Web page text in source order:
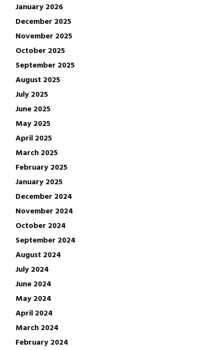
January 2026
December 2025
November 2025
October 2025
September 2025
August 2025
July 2025
June 2025
May 2025
April 2025
March 2025
February 2025
January 2025
December 2024
November 2024
October 2024
September 2024
August 2024
July 2024
June 2024
May 2024
April 2024
March 2024
February 2024